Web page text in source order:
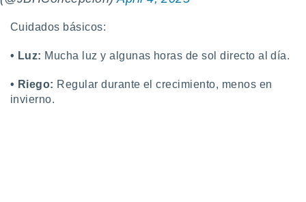
de
Cuidados básicos:
• Luz: Mucha luz y algunas horas de sol directo al día.
• Riego: Regular durante el crecimiento, menos en
invierno.